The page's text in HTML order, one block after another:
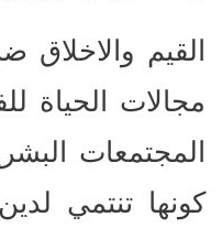
القيم والاخلاق
مجالات الحياة
المجتمعات
كونها تنتمي